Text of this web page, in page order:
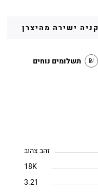
קניה ישירה מהיצרן
תשלומים נוחים
זהב צהוב
18K
3.21